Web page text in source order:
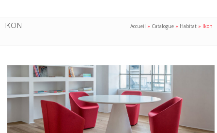
IKON Accueil » Catalogue » Habitat » Ikon